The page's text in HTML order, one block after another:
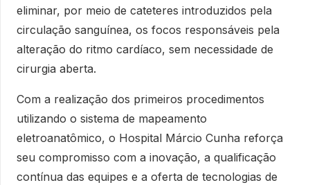
eliminar, por meio de cateteres introduzidos pela
circulação sanguínea, os focos responsáveis pela
alteração do ritmo cardíaco, sem necessidade de
cirurgia aberta.
Com a realização dos primeiros procedimentos
utilizando o sistema de mapeamento
eletroanatômico, o Hospital Márcio Cunha reforça
seu compromisso com a inovação, a qualificação
contínua das equipes e a oferta de tecnologias de